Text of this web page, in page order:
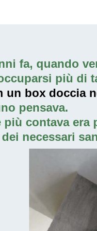
fa, quando
più di
un box doccia
pensava.
più contava
necessari